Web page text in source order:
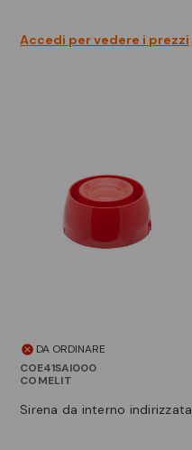
Accedi per vedere i prezzi
DA ORDINARE
COE41SAI000
COMELIT
sirena da interno indirizzata